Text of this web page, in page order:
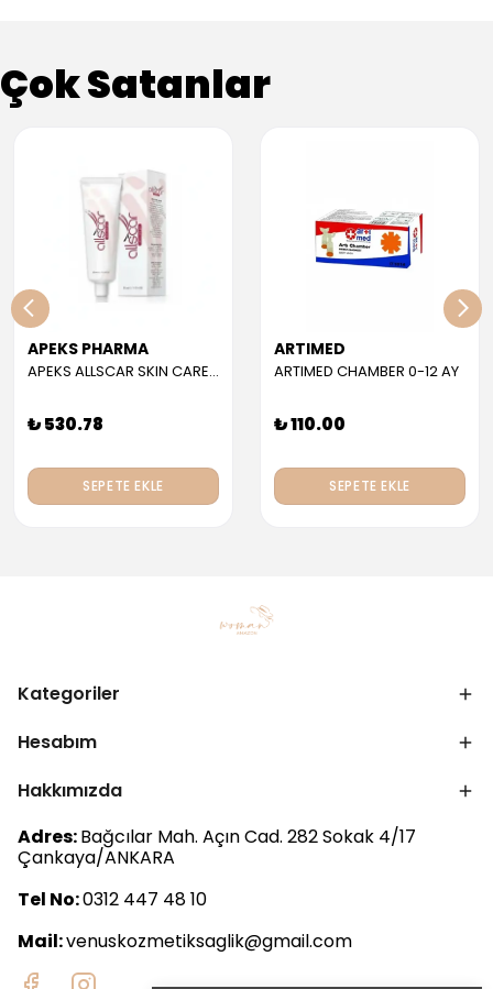
Çok Satanlar
APEKS PHARMA
APEKS ALLSCAR SKIN CARE GEL 30 ML
₺ 530.78
SEPETE EKLE
ARTIMED
ARTIMED CHAMBER 0-12 AY
₺ 110.00
SEPETE EKLE
Kategoriler
Hesabım
Hakkımızda
Adres:Bağcılar Mah. Açın Cad. 282 Sokak 4/17
Çankaya/ANKARA
Tel No:0312 447 48 10
Mail:venuskozmetiksaglik@gmail.com